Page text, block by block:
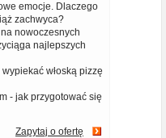
emocje. Dlaczego
zachwyca?
nowoczesnych
najlepszych
włoską pizzę
- jak przygotować się
Zapytaj o ofertę